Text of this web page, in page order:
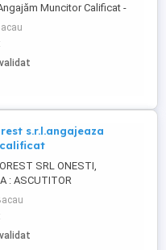
Muncitor Calificat -
și Montator Tâmplărie PVC
Leon Termopan Center
muncitor calificat, pentru
și montator pentru
s.r.l.angajeaza
SRL ONESTI,
: ASCUTITOR